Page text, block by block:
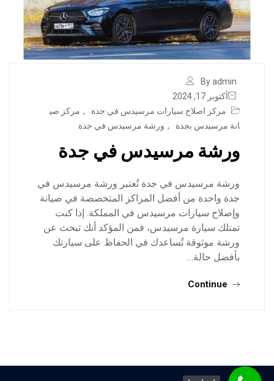
By admin
أكتوبر 17, 2024
مركز اصلاح سيارات مرسيدس في جدة
, مركز صي
انة مرسيدس بجدة
, ورشة مرسيدس في جدة
ورشة مرسيدس في جدة
ورشة مرسيدس في جدة تُعتبر ورشة مرسيدس في
جدة واحدة من أفضل المراكز المتخصصة في صيانة
وإصلاح سيارات مرسيدس في المملكة. إذا كنت
تمتلك سيارة مرسيدس، فمن المؤكد أنك تبحث عن
ورشة موثوقة تُساعدك في الحفاظ على سيارتك
بأفضل حالة…
Continue